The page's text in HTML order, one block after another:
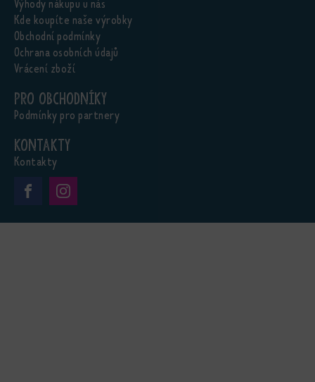
Výhody nákupu u nás
Kde koupíte naše výrobky
Obchodní podmínky
Ochrana osobních údajů
Vrácení zboží
Pro obchodníky
Podmínky pro partnery
Kontakty
Kontakty